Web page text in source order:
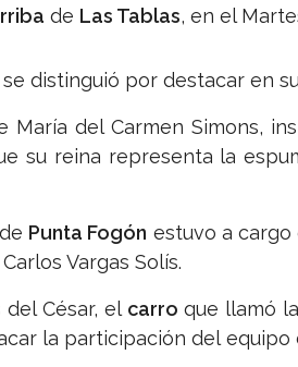
de Las Tablas, en el
se distinguió por destacar en
María del Carmen Simons,
su reina representa la
Punta Fogón estuvo a cargo
Vargas Solís.
César, el carro que llamó
la participación del equipo